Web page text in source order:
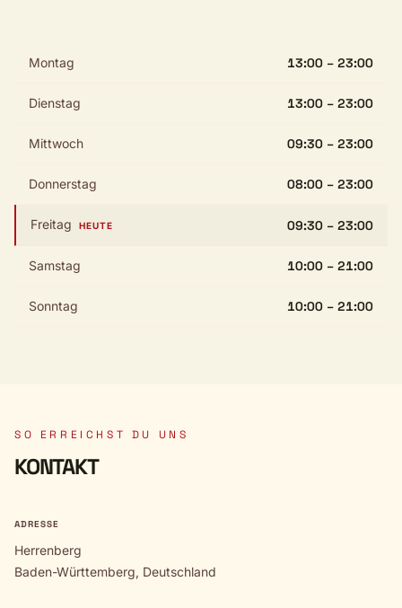
Montag 13:00 – 23:00
Dienstag 13:00 – 23:00
Mittwoch 09:30 – 23:00
Donnerstag 08:00 – 23:00
Freitag HEUTE 09:30 – 23:00
Samstag 10:00 – 21:00
Sonntag 10:00 – 21:00
SO ERREICHST DU UNS
KONTAKT
ADRESSE
Herrenberg
Baden-Württemberg, Deutschland